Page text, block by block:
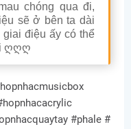
chóng qua đi,
sẽ ở bên ta dài
giai điệu ấy có thể
ღღღ
#phale #